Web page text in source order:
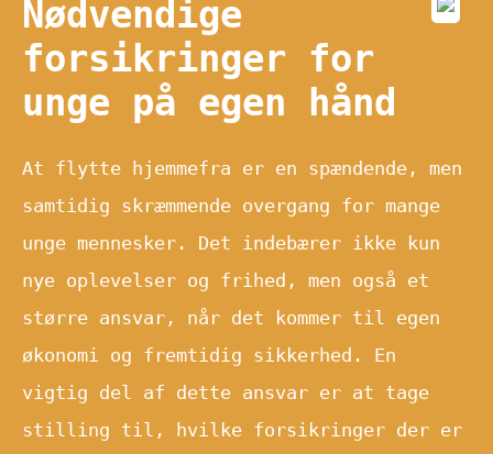
Nødvendige
forsikringer for
unge på egen hånd
At flytte hjemmefra er en spændende, men
samtidig skræmmende overgang for mange
unge mennesker. Det indebærer ikke kun
nye oplevelser og frihed, men også et
større ansvar, når det kommer til egen
økonomi og fremtidig sikkerhed. En
vigtig del af dette ansvar er at tage
stilling til, hvilke forsikringer der er